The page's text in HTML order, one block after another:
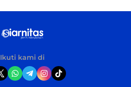
Ikuti kami di